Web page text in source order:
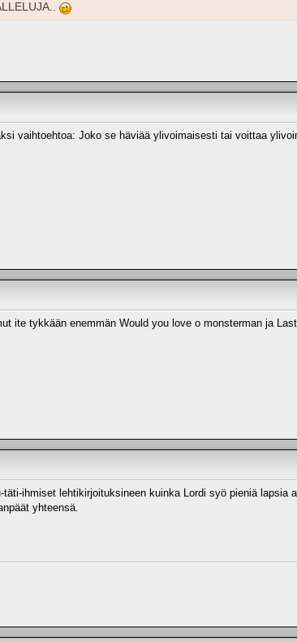
vaihtoehtoa: Joko se häviää ylivoimaisesti tai voittaa
ite tykkään enemmän Would you love o monsterman ja
ihmiset lehtikirjoituksineen kuinka Lordi syö pieniä lapsia
yhteensä.